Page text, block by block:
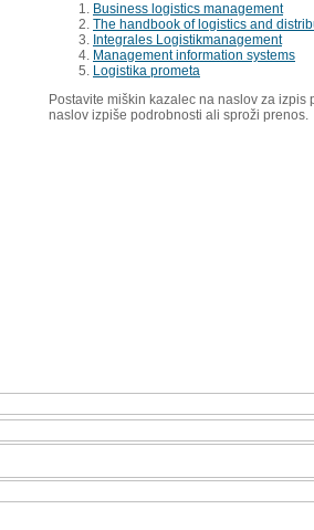
Business logistics management
The handbook of logistics and
Integrales Logistikmanagement
Management information systems
Logistika prometa
Postavite miškin kazalec na naslov za izpis
naslov izpiše podrobnosti ali sproži prenos.